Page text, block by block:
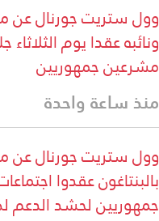
وول ستريت جورنال عن
ونائبه عقدا يوم
مشرعين جمهوريين
منذ ساعة واحدة
وول ستريت جورنال عن
بالبنتاغون عقدوا
جمهوريين لحشد الدعم